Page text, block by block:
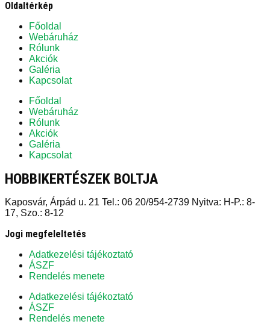
Oldaltérkép
Főoldal
Webáruház
Rólunk
Akciók
Galéria
Kapcsolat
Főoldal
Webáruház
Rólunk
Akciók
Galéria
Kapcsolat
HOBBIKERTÉSZEK BOLTJA
Kaposvár, Árpád u. 21 Tel.: 06 20/954-2739 Nyitva: H-P.: 8-
17, Szo.: 8-12
Jogi megfeleltetés
Adatkezelési tájékoztató
ÁSZF
Rendelés menete
Adatkezelési tájékoztató
ÁSZF
Rendelés menete